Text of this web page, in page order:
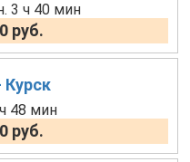
3 ч 40 мин
руб.
48 мин
руб.